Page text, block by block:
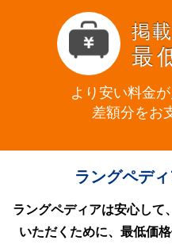
掲
最
より安い料金
差額分をお
ラングペデ
ラングペディアは安心して
いただくために、最低価